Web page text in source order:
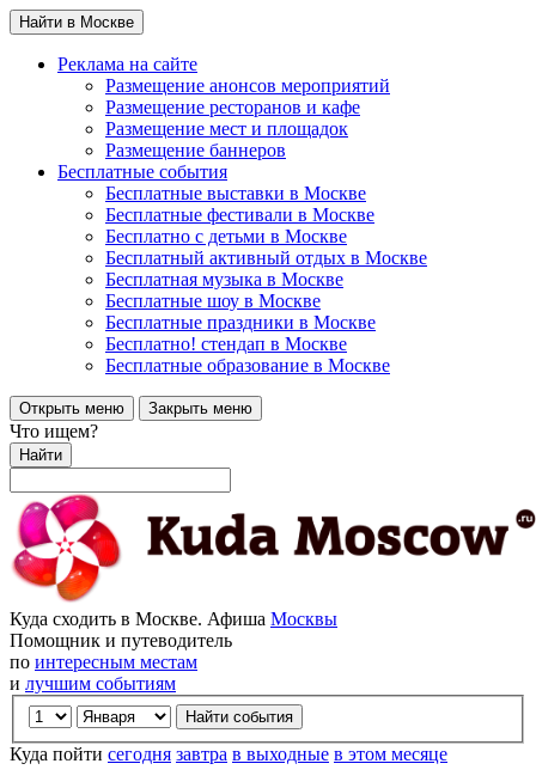
Найти в Москве
Реклама на сайте
Размещение анонсов мероприятий
Размещение ресторанов и кафе
Размещение мест и площадок
Размещение баннеров
Бесплатные события
Бесплатные выставки в Москве
Бесплатные фестивали в Москве
Бесплатно с детьми в Москве
Бесплатный активный отдых в Москве
Бесплатная музыка в Москве
Бесплатные шоу в Москве
Бесплатные праздники в Москве
Бесплатно! стендап в Москве
Бесплатные образование в Москве
Открыть меню Закрыть меню
Что ищем?
Найти
Куда сходить в Москве. Афиша Москвы
Помощник и путеводитель
по интересным местам
и лучшим событиям
Куда пойти сегодня завтра в выходные в этом месяце